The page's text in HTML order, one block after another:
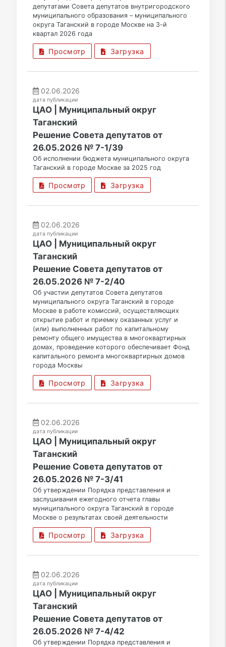
депутатами Совета депутатов внутригородского
муниципального образования – муниципального
округа Таганский в городе Москве на 3-й
квартал 2026 года
Просмотр Загрузка
02.06.2026
дата публикации
ЦАО | Муниципальный округ
Таганский
Решение Совета депутатов от
26.05.2026 № 7-1/39
Об исполнении бюджета муниципального округа
Таганский в городе Москве за 2025 год
Просмотр Загрузка
02.06.2026
дата публикации
ЦАО | Муниципальный округ
Таганский
Решение Совета депутатов от
26.05.2026 № 7-2/40
Об участии депутатов Совета депутатов
муниципального округа Таганский в городе
Москве в работе комиссий, осуществляющих
открытие работ и приемку оказанных услуг и
(или) выполненных работ по капитальному
ремонту общего имущества в многоквартирных
домах, проведение которого обеспечивает Фонд
капитального ремонта многоквартирных домов
города Москвы
Просмотр Загрузка
02.06.2026
дата публикации
ЦАО | Муниципальный округ
Таганский
Решение Совета депутатов от
26.05.2026 № 7-3/41
Об утверждении Порядка представления и
заслушивания ежегодного отчета главы
муниципального округа Таганский в городе
Москве о результатах своей деятельности
Просмотр Загрузка
02.06.2026
дата публикации
ЦАО | Муниципальный округ
Таганский
Решение Совета депутатов от
26.05.2026 № 7-4/42
Об утверждении Порядка представления и